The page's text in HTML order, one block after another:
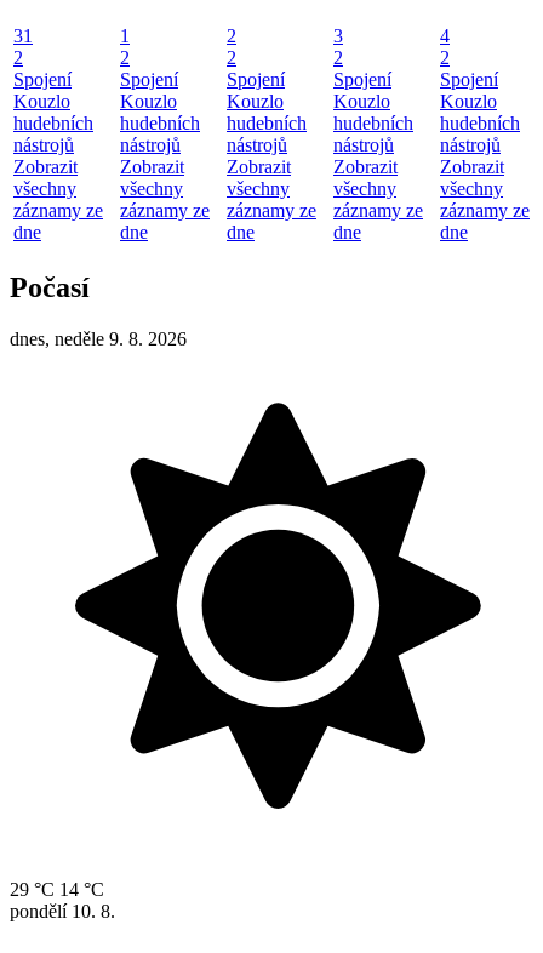
31
2
Spojení
Kouzlo
hudebních
nástrojů
Zobrazit
všechny
záznamy ze
dne
1
2
Spojení
Kouzlo
hudebních
nástrojů
Zobrazit
všechny
záznamy ze
dne
2
2
Spojení
Kouzlo
hudebních
nástrojů
Zobrazit
všechny
záznamy ze
dne
3
2
Spojení
Kouzlo
hudebních
nástrojů
Zobrazit
všechny
záznamy ze
dne
4
2
Spojení
Kouzlo
hudebních
nástrojů
Zobrazit
všechny
záznamy ze
dne
Počasí
dnes, neděle 9. 8. 2026
29 °C 14 °C
pondělí 10. 8.